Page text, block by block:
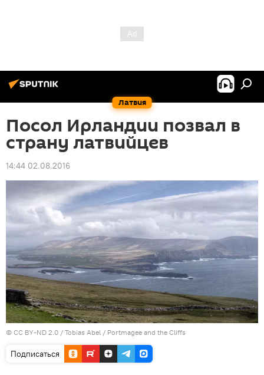
Латвия
Посол Ирландии позвал в
страну латвийцев
14:44 02.08.2016
© CC BY-ND 2.0 / Tobias Abel / Portmagee and the Cliffs
Подписаться